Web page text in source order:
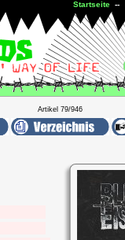
Startseite --
Artikel 79/946